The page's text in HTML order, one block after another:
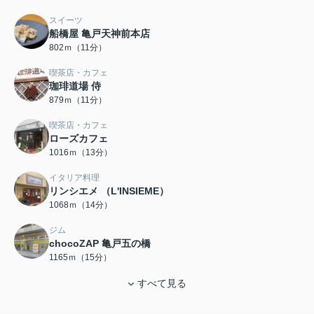
スイーツ
船橋屋 亀戸天神前本店
802ｍ（11分）
喫茶店・カフェ
珈琲道場 侍
879ｍ（11分）
喫茶店・カフェ
ローズカフェ
1016ｍ（13分）
イタリア料理
リンシエメ （L'INSIEME）
1068ｍ（14分）
ジム
chocoZAP 亀戸五の橋
1165ｍ（15分）
すべて見る